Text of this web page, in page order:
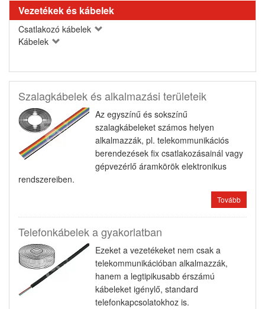
Vezetékek és kábelek
Csatlakozó kábelek
Kábelek
Szalagkábelek és alkalmazási területeik
Az egyszínű és sokszínű
szalagkábeleket számos helyen
alkalmazzák, pl. telekommunikációs
berendezések fix csatlakozásainál vagy
gépvezérlő áramkörök elektronikus
rendszereiben.
Tovább
Telefonkábelek a gyakorlatban
Ezeket a vezetékeket nem csak a
telekommunikációban alkalmazzák,
hanem a legtipikusabb érszámú
kábeleket igénylő, standard
telefonkapcsolatokhoz is.